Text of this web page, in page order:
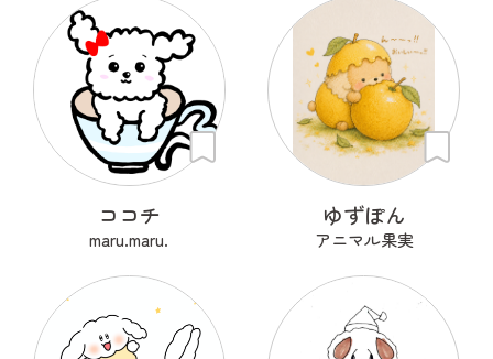
ココチ
maru.maru.
ゆずぽん
アニマル果実